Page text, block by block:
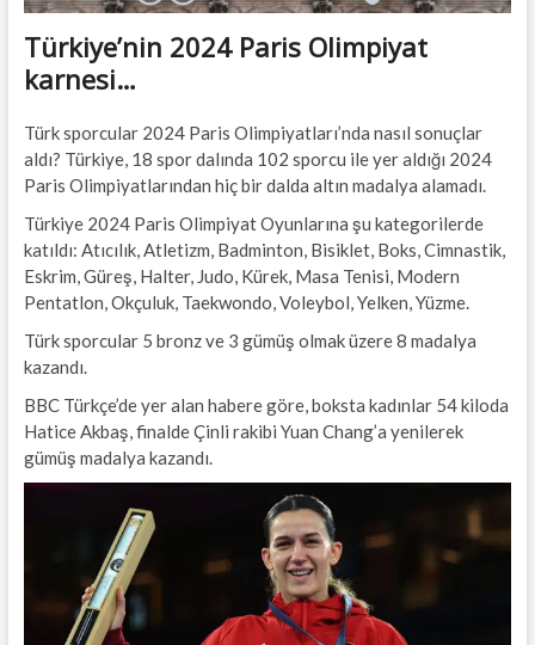
Türkiye’nin 2024 Paris Olimpiyat
karnesi…
Türk sporcular 2024 Paris Olimpiyatları’nda nasıl sonuçlar
aldı? Türkiye, 18 spor dalında 102 sporcu ile yer aldığı 2024
Paris Olimpiyatlarından hiç bir dalda altın madalya alamadı.
Türkiye 2024 Paris Olimpiyat Oyunlarına şu kategorilerde
katıldı: Atıcılık, Atletizm, Badminton, Bisiklet, Boks, Cimnastik,
Eskrim, Güreş, Halter, Judo, Kürek, Masa Tenisi, Modern
Pentatlon, Okçuluk, Taekwondo, Voleybol, Yelken, Yüzme.
Türk sporcular 5 bronz ve 3 gümüş olmak üzere 8 madalya
kazandı.
BBC Türkçe’de yer alan habere göre, boksta kadınlar 54 kiloda
Hatice Akbaş, finalde Çinli rakibi Yuan Chang’a yenilerek
gümüş madalya kazandı.